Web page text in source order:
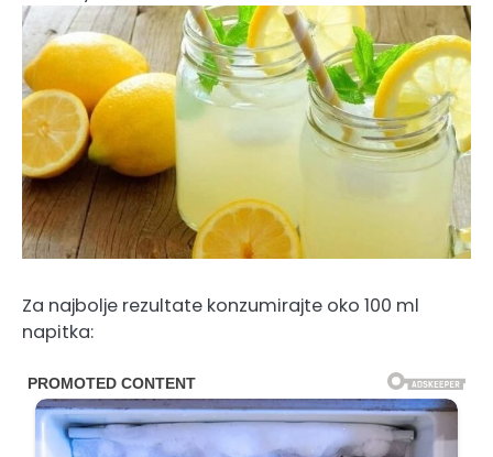
Za najbolje rezultate konzumirajte oko 100 ml
napitka: